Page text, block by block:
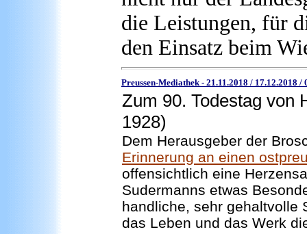
die Leistungen, für
den Einsatz beim
Preussen-Mediathek - 21.11.2018 / 17.12.2018 /
Zum 90. Todestag von
1928)
Dem Herausgeber der
Erinnerung an einen
offensichtlich eine
Sudermanns etwas
handliche, sehr gehaltvolle
das Leben und das Werk